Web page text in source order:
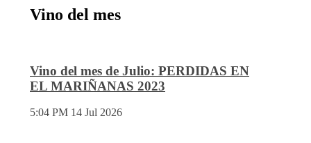
Vino del mes
Vino del mes de Julio: PERDIDAS EN
EL MARIÑANAS 2023
5:04 PM 14 Jul 2026